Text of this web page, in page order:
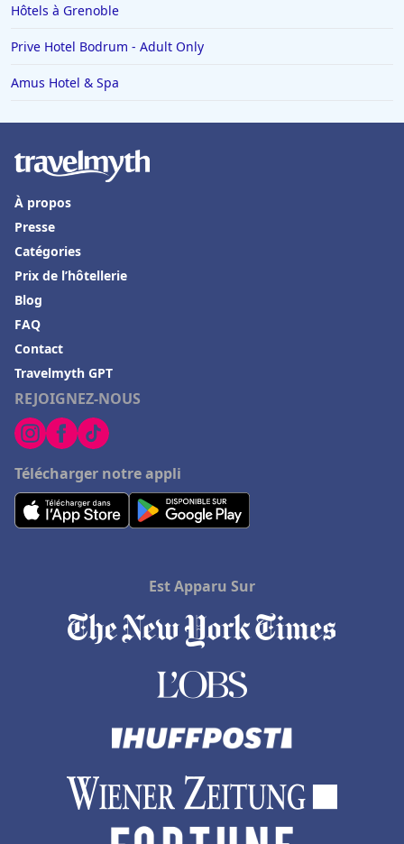
Hôtels à Grenoble
Prive Hotel Bodrum - Adult Only
Amus Hotel & Spa
REJOIGNEZ-NOUS
Télécharger notre appli
À propos
Presse
Catégories
Prix de l’hôtellerie
Blog
FAQ
Contact
Travelmyth GPT
Est Apparu Sur